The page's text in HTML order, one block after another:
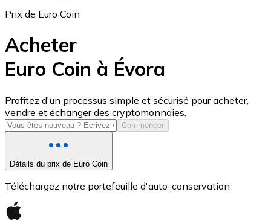
USD Coin
USDC
Prix de Euro Coin
Acheter
Euro Coin à Évora
Profitez d'un processus simple et sécurisé pour acheter,
vendre et échanger des cryptomonnaies.
Commencer
Détails du prix de Euro Coin
Téléchargez notre portefeuille d'auto-conservation